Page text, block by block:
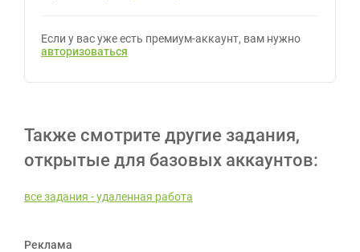
Если у вас уже есть премиум-аккаунт, вам нужно
авторизоваться
Также смотрите другие задания,
открытые для базовых аккаунтов:
все задания - удаленная работа
Реклама